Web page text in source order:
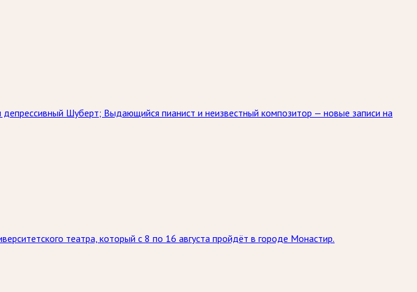
Шуберт; Выдающийся пианист и неизвестный композитор — новые записи на
театра, который с 8 по 16 августа пройдёт в городе Монастир.